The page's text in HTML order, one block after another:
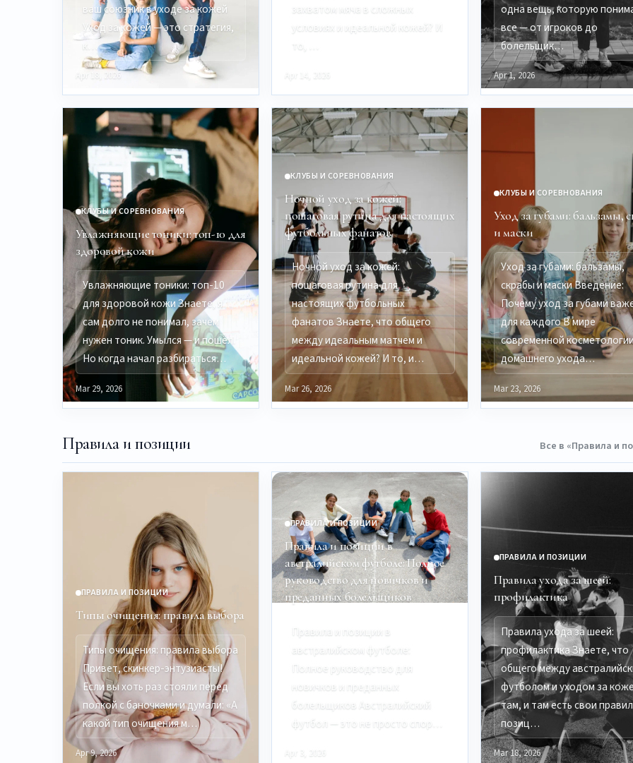
ваш союзник в уходе за кожей
Уход за кожей — это стратегия,
к…
Apr 18, 2026
захватом мяча в сложных
условиях и идеальной кожей? И
то, …
Apr 14, 2026
одна вещь, которую
все — от игроков до
болельщик…
Apr 1, 2026
КЛУБЫ И СОРЕВНОВАНИЯ
Увлажняющие тоники: топ-10 для
здоровой кожи
Увлажняющие тоники: топ-10
для здоровой кожи Знаете, я
сам долго не понимал, зачем
нужен тоник. Умылся — и пошёл.
Но когда начал разбираться…
Mar 29, 2026
КЛУБЫ И СОРЕВНОВАНИЯ
Ночной уход за кожей:
пошаговая рутина для настоящих
футбольных фанатов
Ночной уход за кожей:
пошаговая рутина для
настоящих футбольных
фанатов Знаете, что общего
между идеальным матчем и
идеальной кожей? И то, и…
Mar 26, 2026
КЛУБЫ И СОРЕВНОВАНИЯ
Уход за губами: бальзамы,
и маски
Уход за губами: бальзамы,
скрабы и маски Введение:
Почему уход за губами
для каждого В мире
современной
домашнего ухода…
Mar 23, 2026
Правила и позиции Все в «Правила и
ПРАВИЛА И ПОЗИЦИИ
Типы очищения: правила выбора
Типы очищения: правила выбора
Привет, скинкер-энтузиасты!
Если вы хоть раз стояли перед
полкой с баночками и думали: «А
какой тип очищения м…
Apr 9, 2026
ПРАВИЛА И ПОЗИЦИИ
Правила и позиции в
австралийском футболе: Полное
руководство для новичков и
преданных болельщиков
Правила и позиции в
австралийском футболе:
Полное руководство для
новичков и преданных
болельщиков Австралийский
футбол — это не просто спор…
Apr 3, 2026
ПРАВИЛА И ПОЗИЦИИ
Правила ухода за шеей:
профилактика
Правила ухода за шеей:
профилактика Знаете, что
общего между
футболом и уходом за
там, и там есть свои
позиц…
Mar 18, 2026